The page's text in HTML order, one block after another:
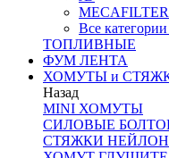
MECAFILTER
Все
ТОПЛИВНЫЕ
ФУМ ЛЕНТА
ХОМУТЫ и
Назад
MINI ХОМУТЫ
СИЛОВЫЕ
СТЯЖКИ